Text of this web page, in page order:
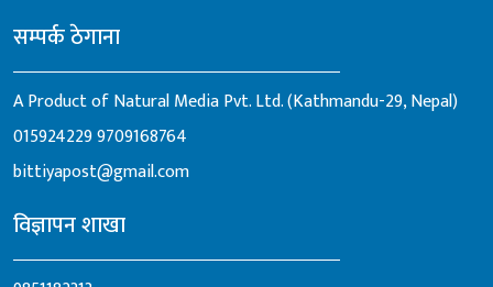
सम्पर्क ठेगाना
A Product of Natural Media Pvt. Ltd. (Kathmandu-29, Nepal)
0159242299709168764
bittiyapost@gmail.com
विज्ञापन शाखा